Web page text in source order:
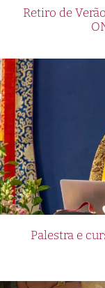
Retiro de
Palestra e